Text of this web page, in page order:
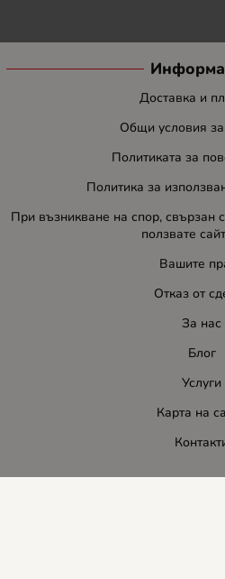
Доставка и
Общи условия
Политиката за
Политика за
При възникване на спор, свързан
ползвате
Вашите
Отказ от
За нас
Блог
Услуги
Карта на